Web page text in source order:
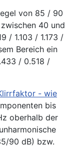
von 85 / 90
40 und
/ 1.103 / 1.173 /
Bereich ein
/ 0.518 /
- wie
bis
oberhalb der
90 dB) bzw.